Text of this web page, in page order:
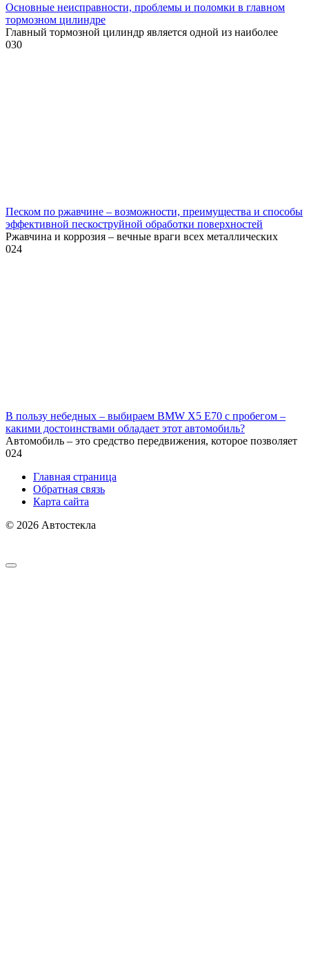
Основные неисправности, проблемы и поломки в главном
тормозном цилиндре
Главный тормозной цилиндр является одной из наиболее
030
Песком по ржавчине – возможности, преимущества и способы
эффективной пескоструйной обработки поверхностей
Ржавчина и коррозия – вечные враги всех металлических
024
В пользу небедных – выбираем BMW X5 E70 с пробегом –
какими достоинствами обладает этот автомобиль?
Автомобиль – это средство передвижения, которое позволяет
024
Главная страница
Обратная связь
Карта сайта
© 2026 Автостекла